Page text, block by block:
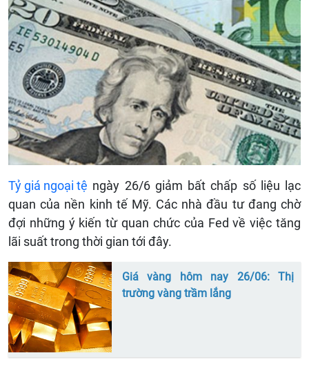
Tỷ giá ngoại tệ ngày 26/6 giảm bất chấp số liệu lạc
quan của nền kinh tế Mỹ. Các nhà đầu tư đang chờ
đợi những ý kiến từ quan chức của Fed về việc tăng
lãi suất trong thời gian tới đây.
Giá vàng hôm nay 26/06: Thị
trường vàng trầm lắng